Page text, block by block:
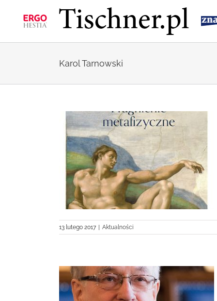
zawartości
Karol Tarnowski
13 lutego 2017 Aktualności